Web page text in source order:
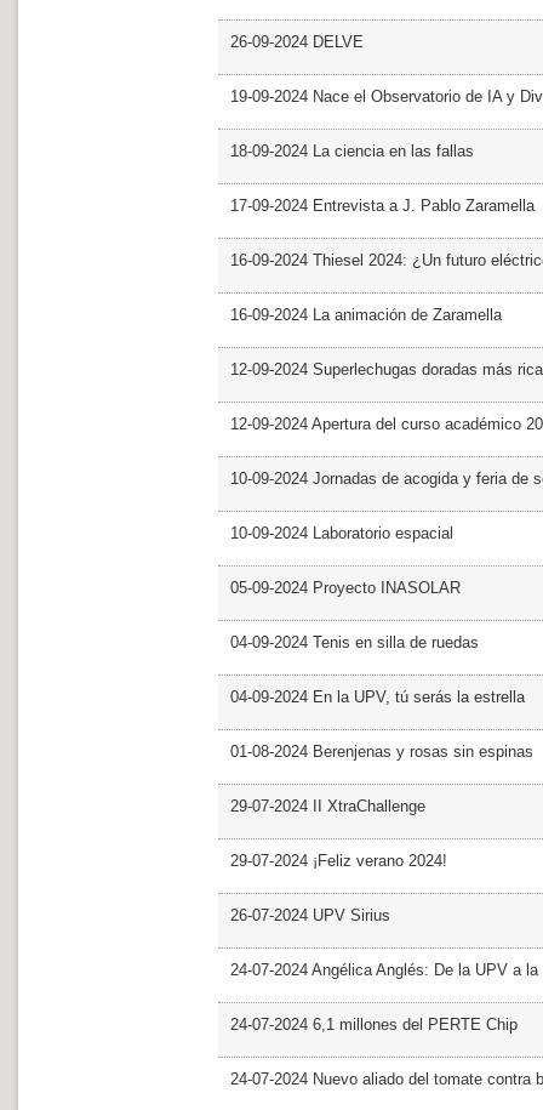
26-09-2024 DELVE
19-09-2024 Nace el Observatorio de IA y
18-09-2024 La ciencia en las fallas
17-09-2024 Entrevista a J. Pablo Zaramella
16-09-2024 Thiesel 2024: ¿Un futuro
16-09-2024 La animación de Zaramella
12-09-2024 Superlechugas doradas más
12-09-2024 Apertura del curso académico
10-09-2024 Jornadas de acogida y feria de
10-09-2024 Laboratorio espacial
05-09-2024 Proyecto INASOLAR
04-09-2024 Tenis en silla de ruedas
04-09-2024 En la UPV, tú serás la estrella
01-08-2024 Berenjenas y rosas sin espinas
29-07-2024 II XtraChallenge
29-07-2024 ¡Feliz verano 2024!
26-07-2024 UPV Sirius
24-07-2024 Angélica Anglés: De la UPV a
24-07-2024 6,1 millones del PERTE Chip
24-07-2024 Nuevo aliado del tomate contra